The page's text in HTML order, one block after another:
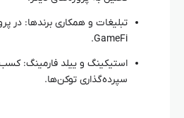
تبلیغات و همکاری برندها: در
GameFi.
استیکینگ و ییلد فارمینگ:
سپرده‌گذاری توکن‌ها.